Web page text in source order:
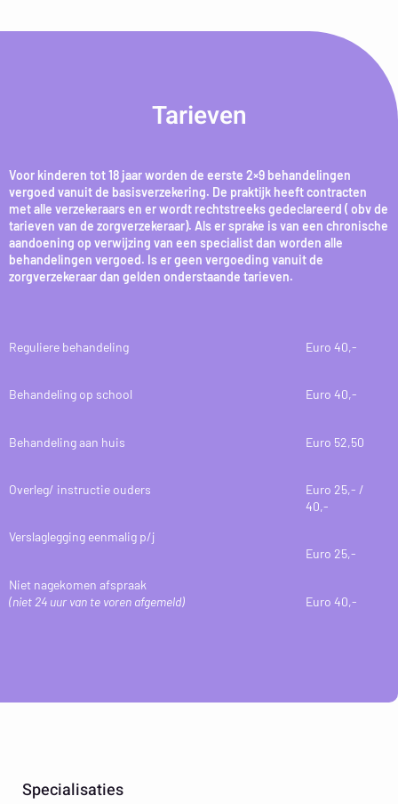
Tarieven
Voor kinderen tot 18 jaar worden de eerste 2×9 behandelingen
vergoed vanuit de basisverzekering. De praktijk heeft contracten
met alle verzekeraars en er wordt rechtstreeks gedeclareerd ( obv de
tarieven van de zorgverzekeraar). Als er sprake is van een chronische
aandoening op verwijzing van een specialist dan worden alle
behandelingen vergoed. Is er geen vergoeding vanuit de
zorgverzekeraar dan gelden onderstaande tarieven.
Reguliere behandeling
Behandeling op school
Behandeling aan huis
Overleg/ instructie ouders
Verslaglegging eenmalig p/j
Niet nagekomen afspraak
(niet 24 uur van te voren afgemeld)
Euro 40,-
Euro 40,-
Euro 52,50
Euro 25,- /
40,-
Euro 25,-
Euro 40,-
Specialisaties